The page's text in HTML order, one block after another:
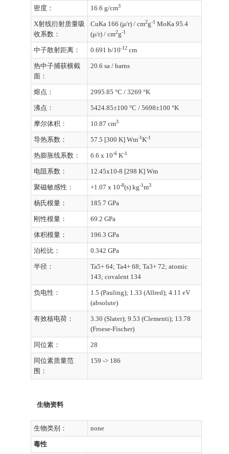
密度： 16.6 g/cm3
X射线衍射质量吸
收系数：
CuKa 166 (μ/r) / cm2g-1 MoKa 95.4
(μ/r) / cm2g-1
中子散射距离： 0.691 b/10-12 cm
热中子捕获横截
面：
20.6 sa / barns
熔点： 2995.85 °C / 3269 °K
沸点： 5424.85±100 °C / 5698±100 °K
摩尔体积： 10.87 cm3
导热系数： 57.5 [300 K] Wm-1K-1
热膨胀线系数： 6.6 x 10-6 K-1
电阻系数： 12.45x10-8 [298 K] Wm
聚磁敏感性： +1.07 x 10-8(s) kg-1m3
杨氏模量： 185.7 GPa
刚性模量： 69.2 GPa
体积模量： 196.3 GPa
泊松比： 0.342 GPa
半径：
Ta5+ 64; Ta4+ 68; Ta3+ 72; atomic
143; covalent 134
负电性：
1.5 (Pauling); 1.33 (Allred); 4.11 eV
(absolute)
有效核电荷：
3.30 (Slater); 9.53 (Clementi); 13.78
(Froese-Fischer)
同位素： 28
同位素质量范
围：
159 -> 186
生物资料
生物类别： none
毒性